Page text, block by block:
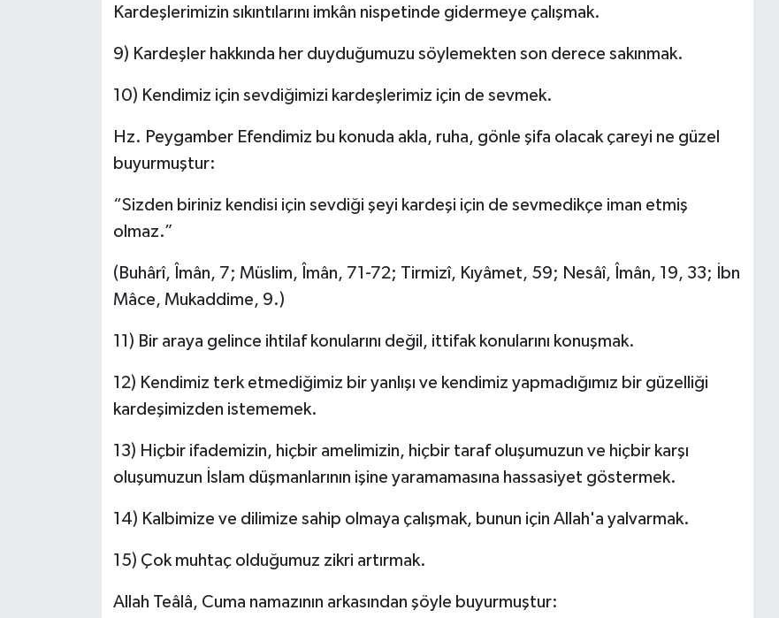
Kardeşlerimizin sıkıntılarını imkân nispetinde gidermeye çalışmak.
9) Kardeşler hakkında her duyduğumuzu söylemekten son derece sakınmak.
10) Kendimiz için sevdiğimizi kardeşlerimiz için de sevmek.
Hz. Peygamber Efendimiz bu konuda akla, ruha, gönle şifa olacak çareyi ne güzel
buyurmuştur:
“Sizden biriniz kendisi için sevdiği şeyi kardeşi için de sevmedikçe iman etmiş
olmaz.”
(Buhârî, Îmân, 7; Müslim, Îmân, 71-72; Tirmizî, Kıyâmet, 59; Nesâî, Îmân, 19, 33; İbn
Mâce, Mukaddime, 9.)
11) Bir araya gelince ihtilaf konularını değil, ittifak konularını konuşmak.
12) Kendimiz terk etmediğimiz bir yanlışı ve kendimiz yapmadığımız bir güzelliği
kardeşimizden istememek.
13) Hiçbir ifademizin, hiçbir amelimizin, hiçbir taraf oluşumuzun ve hiçbir karşı
oluşumuzun İslam düşmanlarının işine yaramamasına hassasiyet göstermek.
14) Kalbimize ve dilimize sahip olmaya çalışmak, bunun için Allah'a yalvarmak.
15) Çok muhtaç olduğumuz zikri artırmak.
Allah Teâlâ, Cuma namazının arkasından şöyle buyurmuştur: